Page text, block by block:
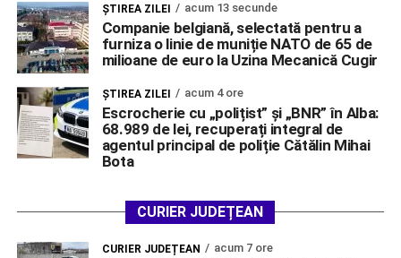
ŞTIREA ZILEI acum 13 secunde
Companie belgiană, selectată pentru a
furniza o linie de muniție NATO de 65 de
milioane de euro la Uzina Mecanică Cugir
ŞTIREA ZILEI acum 4 ore
Escrocherie cu „polițist” și „BNR” în Alba:
68.989 de lei, recuperați integral de
agentul principal de poliție Cătălin Mihai
Bota
CURIER JUDEȚEAN
CURIER JUDEȚEAN acum 7 ore